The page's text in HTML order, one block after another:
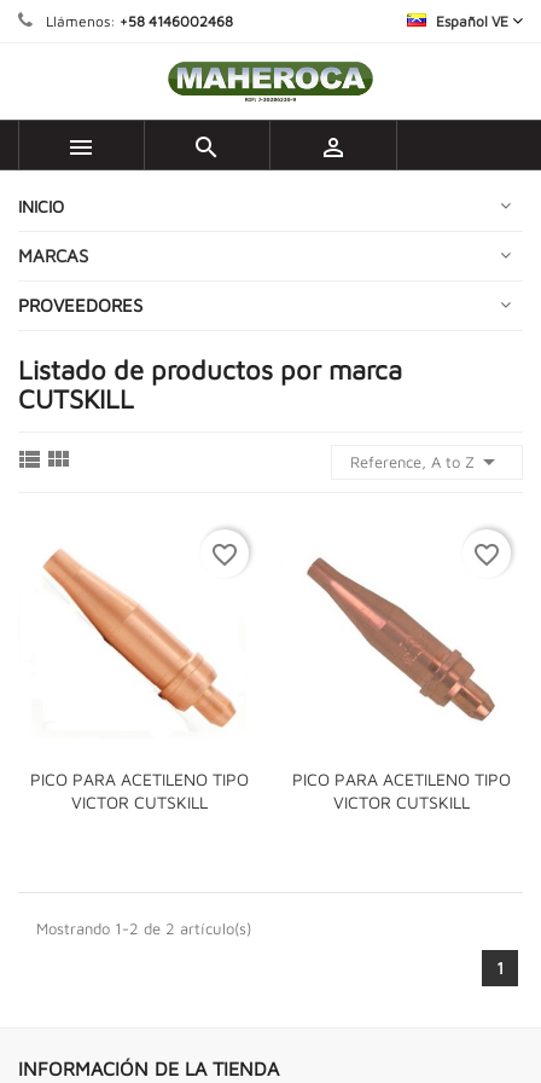
Llámenos: +58 4146002468 Español VE
  
INICIO
MARCAS
PROVEEDORES
Listado de productos por marca
CUTSKILL
  Reference, A to Z 
PICO PARA ACETILENO TIPO
VICTOR CUTSKILL
favorite_border
PICO PARA ACETILENO TIPO
VICTOR CUTSKILL
favorite_border
Mostrando 1-2 de 2 artículo(s)
1
INFORMACIÓN DE LA TIENDA